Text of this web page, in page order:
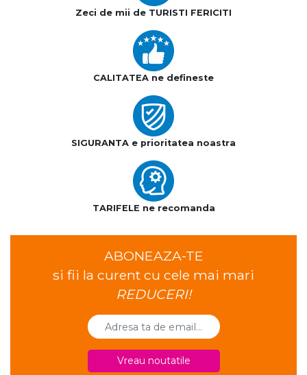
Zeci de mii de TURISTI FERICITI
CALITATEA ne defineste
SIGURANTA e prioritatea noastra
TARIFELE ne recomanda
ABONEAZA-TE
si fii la curent cu cele mai mari
REDUCERI!
Vreau noutatile